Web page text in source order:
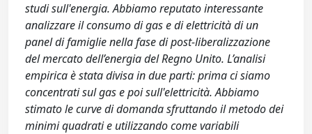
studi sull'energia. Abbiamo reputato interessante
analizzare il consumo di gas e di elettricità di un
panel di famiglie nella fase di post-liberalizzazione
del mercato dell’energia del Regno Unito. L’analisi
empirica è stata divisa in due parti: prima ci siamo
concentrati sul gas e poi sull'elettricità. Abbiamo
stimato le curve di domanda sfruttando il metodo dei
minimi quadrati e utilizzando come variabili